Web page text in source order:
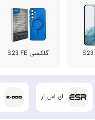
گلکسی S23 FE
ای اس آر